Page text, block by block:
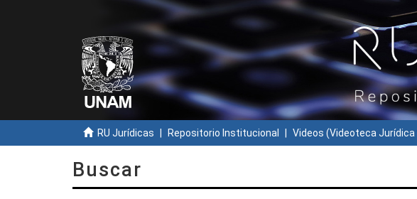
RU Jurídicas Repositorio Institucional Videos (Videoteca Jurídica
Buscar